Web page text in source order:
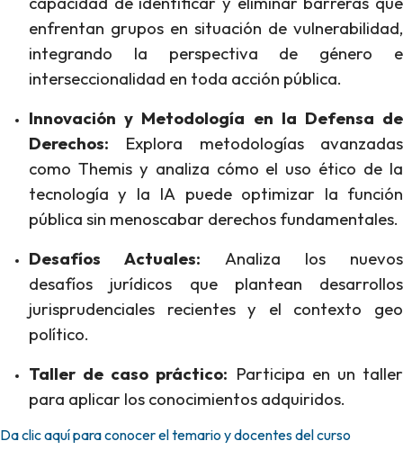
enfrentan grupos en situación de vulnerabilidad,
integrando la perspectiva de género e
interseccionalidad en toda acción pública.
Innovación y Metodología en la Defensa de
Derechos: Explora metodologías avanzadas
como Themis y analiza cómo el uso ético de la
tecnología y la IA puede optimizar la función
pública sin menoscabar derechos fundamentales.
Desafíos Actuales: Analiza los nuevos
desafíos jurídicos que plantean desarrollos
jurisprudenciales recientes y el contexto geo
político.
Taller de caso práctico: Participa en un taller
para aplicar los conocimientos adquiridos.
Da clic aquí para conocer el temario y docentes del curso